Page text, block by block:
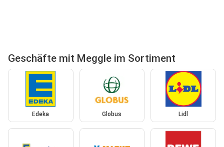
Geschäfte mit Meggle im Sortiment
Edeka Globus Lidl